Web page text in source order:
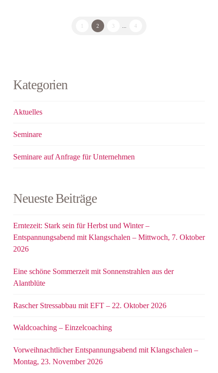
1 2 3 4
Kategorien
Aktuelles
Seminare
Seminare auf Anfrage für Unternehmen
Neueste Beiträge
Erntezeit: Stark sein für Herbst und Winter –
Entspannungsabend mit Klangschalen – Mittwoch, 7. Oktober
2026
Eine schöne Sommerzeit mit Sonnenstrahlen aus der
Alantblüte
Rascher Stressabbau mit EFT – 22. Oktober 2026
Waldcoaching – Einzelcoaching
Vorweihnachtlicher Entspannungsabend mit Klangschalen –
Montag, 23. November 2026